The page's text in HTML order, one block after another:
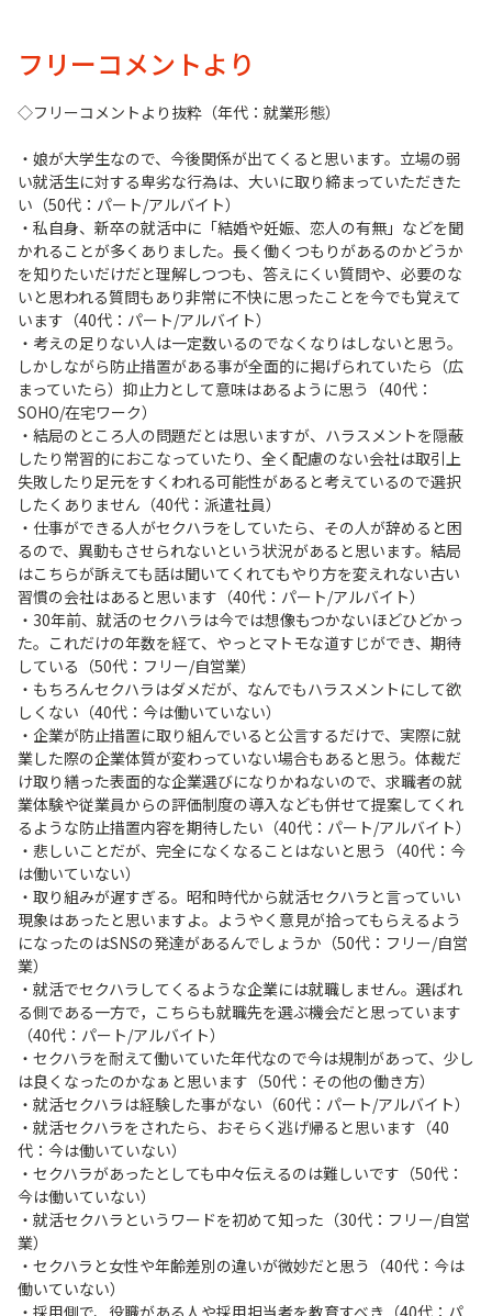
フリーコメントより
◇フリーコメントより抜粋（年代：就業形態）
・娘が大学生なので、今後関係が出てくると思います。立場の弱
い就活生に対する卑劣な行為は、大いに取り締まっていただきた
い（50代：パート/アルバイト）
・私自身、新卒の就活中に「結婚や妊娠、恋人の有無」などを聞
かれることが多くありました。長く働くつもりがあるのかどうか
を知りたいだけだと理解しつつも、答えにくい質問や、必要のな
いと思われる質問もあり非常に不快に思ったことを今でも覚えて
います（40代：パート/アルバイト）
・考えの足りない人は一定数いるのでなくなりはしないと思う。
しかしながら防止措置がある事が全面的に掲げられていたら（広
まっていたら）抑止力として意味はあるように思う（40代：
SOHO/在宅ワーク）
・結局のところ人の問題だとは思いますが、ハラスメントを隠蔽
したり常習的におこなっていたり、全く配慮のない会社は取引上
失敗したり足元をすくわれる可能性があると考えているので選択
したくありません（40代：派遣社員）
・仕事ができる人がセクハラをしていたら、その人が辞めると困
るので、異動もさせられないという状況があると思います。結局
はこちらが訴えても話は聞いてくれてもやり方を変えれない古い
習慣の会社はあると思います（40代：パート/アルバイト）
・30年前、就活のセクハラは今では想像もつかないほどひどかっ
た。これだけの年数を経て、やっとマトモな道すじができ、期待
している（50代：フリー/自営業）
・もちろんセクハラはダメだが、なんでもハラスメントにして欲
しくない（40代：今は働いていない）
・企業が防止措置に取り組んでいると公言するだけで、実際に就
業した際の企業体質が変わっていない場合もあると思う。体裁だ
け取り繕った表面的な企業選びになりかねないので、求職者の就
業体験や従業員からの評価制度の導入なども併せて提案してくれ
るような防止措置内容を期待したい（40代：パート/アルバイト）
・悲しいことだが、完全になくなることはないと思う（40代：今
は働いていない）
・取り組みが遅すぎる。昭和時代から就活セクハラと言っていい
現象はあったと思いますよ。ようやく意見が拾ってもらえるよう
になったのはSNSの発達があるんでしょうか（50代：フリー/自営
業）
・就活でセクハラしてくるような企業には就職しません。選ばれ
る側である一方で，こちらも就職先を選ぶ機会だと思っています
（40代：パート/アルバイト）
・セクハラを耐えて働いていた年代なので今は規制があって、少し
は良くなったのかなぁと思います（50代：その他の働き方）
・就活セクハラは経験した事がない（60代：パート/アルバイト）
・就活セクハラをされたら、おそらく逃げ帰ると思います（40
代：今は働いていない）
・セクハラがあったとしても中々伝えるのは難しいです（50代：
今は働いていない）
・就活セクハラというワードを初めて知った（30代：フリー/自営
業）
・セクハラと女性や年齢差別の違いが微妙だと思う（40代：今は
働いていない）
・採用側で、役職がある人や採用担当者を教育すべき（40代：パ